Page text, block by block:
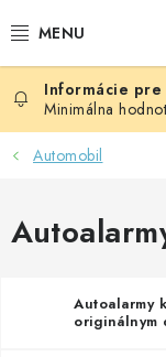
na
BATÉRIE
AUDIO - VIDEO
DOMÁCNOSŤ
Minimálna
Automobil
Autoalarmy k
originálnym